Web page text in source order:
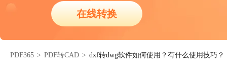
在线转换
PDF365 > PDF转CAD > dxf转dwg软件如何使用？有什么使用技巧？